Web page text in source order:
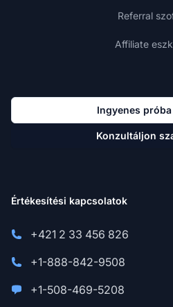
Referral
Affiliate
Ingyenes
Konzultáljon
Értékesítési kapcsolatok
+421 2 33 456 826
+1-888-842-9508
+1-508-469-5208